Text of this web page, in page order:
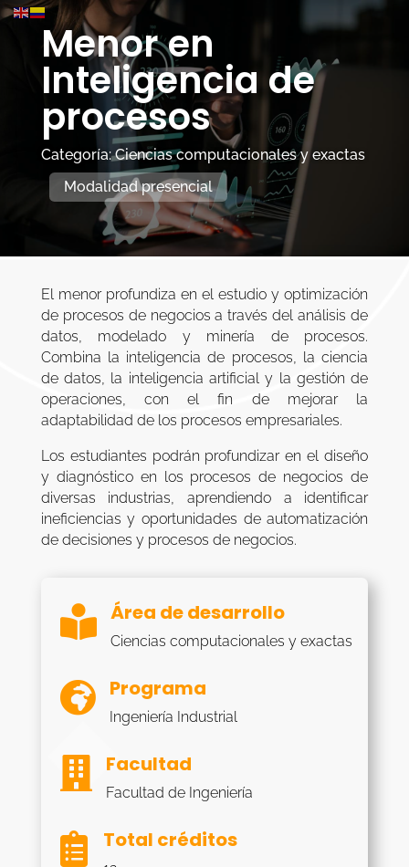
Menor en
Inteligencia de
procesos
Categoría: Ciencias computacionales y exactas
Modalidad presencial
El menor profundiza en el estudio y optimización
de procesos de negocios a través del análisis de
datos, modelado y minería de procesos.
Combina la inteligencia de procesos, la ciencia
de datos, la inteligencia artificial y la gestión de
operaciones, con el fin de mejorar la
adaptabilidad de los procesos empresariales.
Los estudiantes podrán profundizar en el diseño
y diagnóstico en los procesos de negocios de
diversas industrias, aprendiendo a identificar
ineficiencias y oportunidades de automatización
de decisiones y procesos de negocios.
 Área de desarrollo
Ciencias computacionales y exactas
 Programa
Ingeniería Industrial
 Facultad
Facultad de Ingeniería
 Total créditos